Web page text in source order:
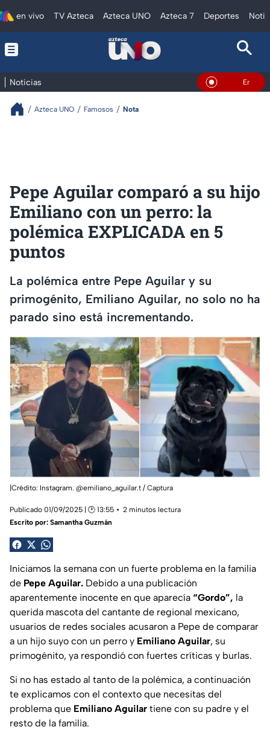
en vivo TV Azteca Azteca UNO Azteca 7 Deportes
Noticias En Vivo
Azteca UNO Famosos Nota
Pepe Aguilar comparó a su hijo
Emiliano con un perro: la
polémica EXPLICADA en 5
puntos
La polémica entre Pepe Aguilar y su
primogénito, Emiliano Aguilar, no solo no ha
parado sino está incrementando.
|Crédito: Instagram. @emiliano_aguilar.t / Captura
Publicado 01/09/2025 | 🕑 13:55
2 minutos lectura
Escrito por: Samantha Guzmán
Iniciamos la semana con un fuerte problema en la familia
de Pepe Aguilar. Debido a una publicación
aparentemente inocente en que aparecía “Gordo”, la
querida mascota del cantante de regional mexicano,
usuarios de redes sociales acusaron a Pepe de comparar
a un hijo suyo con un perro y Emiliano Aguilar, su
primogénito, ya respondió con fuertes críticas y burlas.
Si no has estado al tanto de la polémica, a continuación
te explicamos con el contexto que necesitas del
problema que Emiliano Aguilar tiene con su padre y el
resto de la familia.